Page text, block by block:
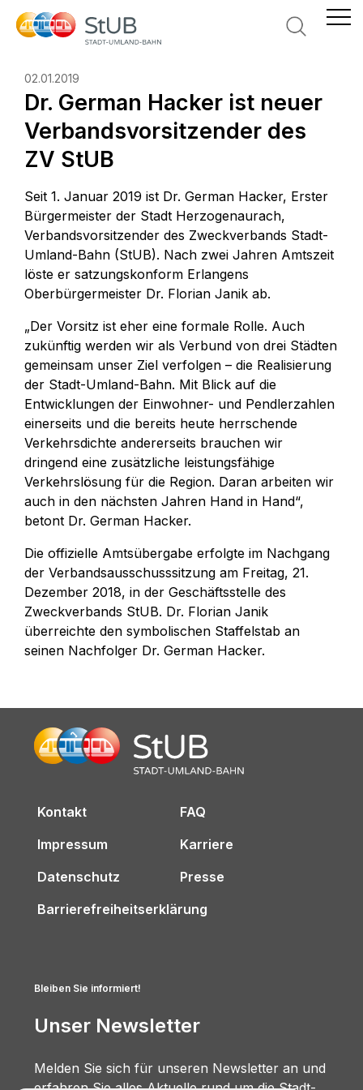
02.01.2019
Dr. German Hacker ist neuer
Verbandsvorsitzender des
ZV StUB
Seit 1. Januar 2019 ist Dr. German Hacker, Erster
Bürgermeister der Stadt Herzogenaurach,
Verbandsvorsitzender des Zweckverbands Stadt-
Umland-Bahn (StUB). Nach zwei Jahren Amtszeit
löste er satzungskonform Erlangens
Oberbürgermeister Dr. Florian Janik ab.
„Der Vorsitz ist eher eine formale Rolle. Auch
zukünftig werden wir als Verbund von drei Städten
gemeinsam unser Ziel verfolgen – die Realisierung
der Stadt-Umland-Bahn. Mit Blick auf die
Entwicklungen der Einwohner- und Pendlerzahlen
einerseits und die bereits heute herrschende
Verkehrsdichte andererseits brauchen wir
dringend eine zusätzliche leistungsfähige
Verkehrslösung für die Region. Daran arbeiten wir
auch in den nächsten Jahren Hand in Hand“,
betont Dr. German Hacker.
Die offizielle Amtsübergabe erfolgte im Nachgang
der Verbandsausschusssitzung am Freitag, 21.
Dezember 2018, in der Geschäftsstelle des
Zweckverbands StUB. Dr. Florian Janik
überreichte den symbolischen Staffelstab an
seinen Nachfolger Dr. German Hacker.
Kontakt
FAQ
Impressum
Karriere
Datenschutz
Presse
Barrierefreiheitserklärung
Bleiben Sie informiert!
Unser Newsletter
Melden Sie sich für unseren Newsletter an und